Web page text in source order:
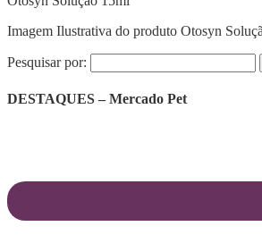
Imagem Ilustrativa do produto Otosyn
Pesquisar por:
DESTAQUES – Mercado Pet